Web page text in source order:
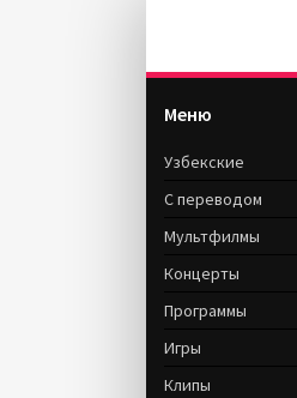
Меню
Узбекские
С переводом
Мультфилмы
Концерты
Программы
Игры
Клипы